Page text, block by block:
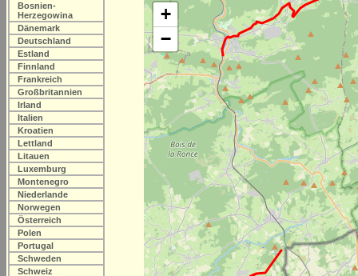
Bosnien-
Herzegowina
Dänemark
Deutschland
Estland
Finnland
Frankreich
Großbritannien
Irland
Italien
Kroatien
Lettland
Litauen
Luxemburg
Montenegro
Niederlande
Norwegen
Österreich
Polen
Portugal
Schweden
Schweiz
+
−